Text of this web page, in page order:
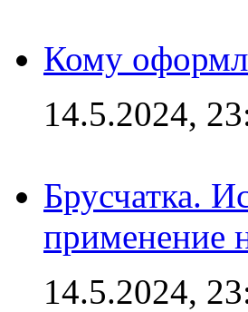
Кому
14.5.2024,
Брусчатка.
применение
14.5.2024,